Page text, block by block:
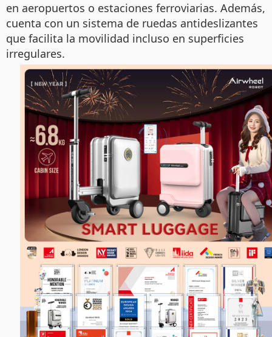
en aeropuertos o estaciones ferroviarias. Además,
cuenta con un sistema de ruedas antideslizantes
que facilita la movilidad incluso en superficies
irregulares.